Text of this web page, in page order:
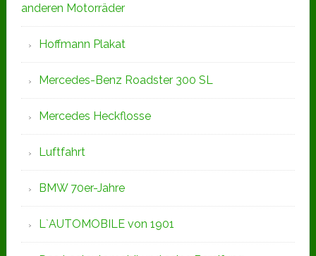
anderen Motorräder
Hoffmann Plakat
Mercedes-Benz Roadster 300 SL
Mercedes Heckflosse
Luftfahrt
BMW 70er-Jahre
L`AUTOMOBILE von 1901